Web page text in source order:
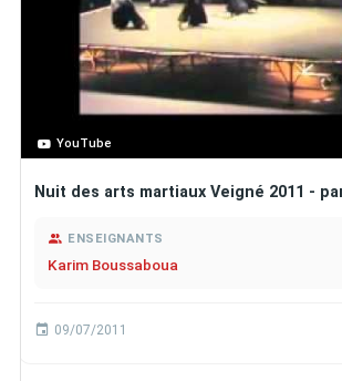
YouTube
Nuit des arts martiaux Veigné 2011 -
ENSEIGNANTS
Karim Boussaboua
09/07/2011